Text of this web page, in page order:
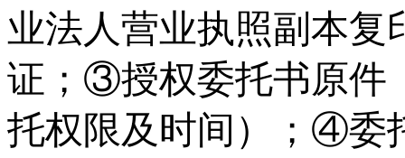
业法人营业执照副本复
证 ； ③授权委托书原件
托权限及时间）； ④委